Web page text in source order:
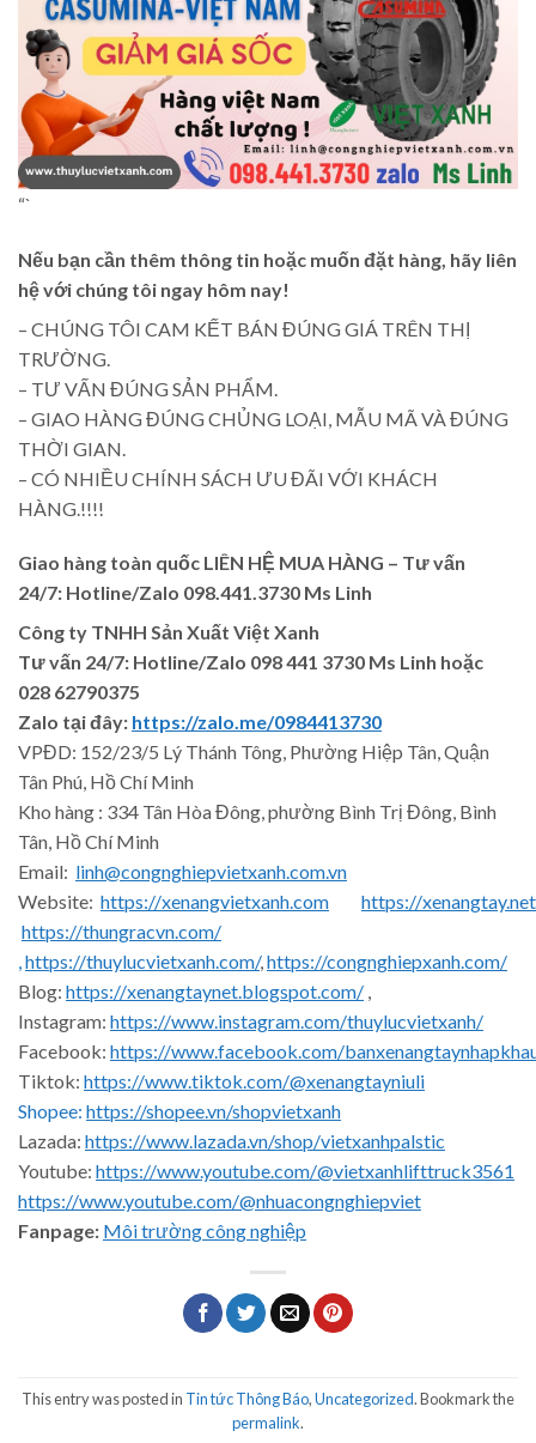
“`
Nếu bạn cần thêm thông tin hoặc muốn đặt hàng, hãy liên
hệ với chúng tôi ngay hôm nay!
– CHÚNG TÔI CAM KẾT BÁN ĐÚNG GIÁ TRÊN THỊ
TRƯỜNG.
– TƯ VẤN ĐÚNG SẢN PHẨM.
– GIAO HÀNG ĐÚNG CHỦNG LOẠI, MẪU MÃ VÀ ĐÚNG
THỜI GIAN.
– CÓ NHIỀU CHÍNH SÁCH ƯU ĐÃI VỚI KHÁCH
HÀNG.!!!!
Giao hàng toàn quốc LIÊN HỆ MUA HÀNG – Tư vấn
24/7: Hotline/Zalo 098.441.3730 Ms Linh
Công ty TNHH Sản Xuất Việt Xanh
Tư vấn 24/7: Hotline/Zalo 098 441 3730 Ms Linh hoặc
028 62790375
Zalo tại đây: https://zalo.me/0984413730
VPĐD: 152/23/5 Lý Thánh Tông, Phường Hiệp Tân, Quận
Tân Phú, Hồ Chí Minh
Kho hàng : 334 Tân Hòa Đông, phường Bình Trị Đông, Bình
Tân, Hồ Chí Minh
Email: linh@congnghiepvietxanh.com.vn
Website: https://xenangvietxanh.com
https://xenangtay.net
https://thungracvn.com/
,https://thuylucvietxanh.com/,https://congnghiepxanh.com/
Blog: https://xenangtaynet.blogspot.com/ ,
Instagram: https://www.instagram.com/thuylucvietxanh/
Facebook: https://www.facebook.com/
Tiktok: https://www.tiktok.com/@xenangtayniuli
Shopee: https://shopee.vn/shopvietxanh
Lazada: https://www.lazada.vn/shop/vietxanhpalstic
Youtube: https://www.youtube.com/@vietxanhlifttruck3561
https://www.youtube.com/@nhuacongnghiepviet
Fanpage: Môi trường công nghiệp
This entry was posted in Tin tức Thông Báo,Uncategorized. Bookmark the
permalink.